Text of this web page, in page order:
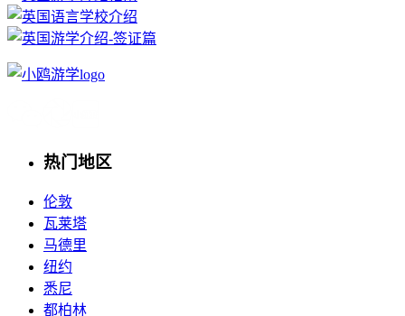
热门地区
伦敦
瓦莱塔
马德里
纽约
悉尼
都柏林